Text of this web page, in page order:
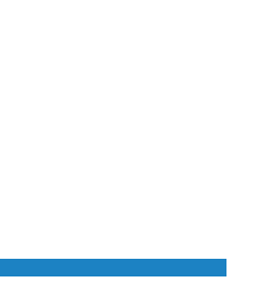
せ
ームページをご覧いただ
。